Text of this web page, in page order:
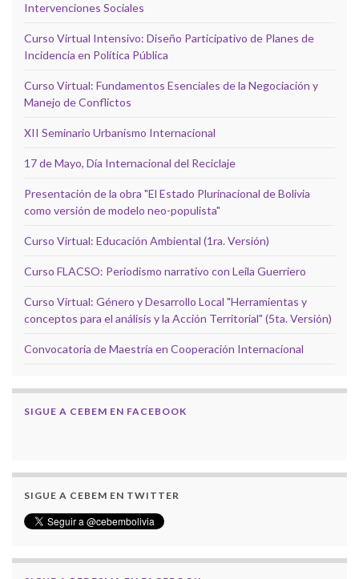
Intervenciones Sociales
Curso Virtual Intensivo: Diseño Participativo de Planes de
Incidencia en Política Pública
Curso Virtual: Fundamentos Esenciales de la Negociación y
Manejo de Conflictos
XII Seminario Urbanismo Internacional
17 de Mayo, Día Internacional del Reciclaje
Presentación de la obra "El Estado Plurinacional de Bolivia
como versión de modelo neo-populista"
Curso Virtual: Educación Ambiental (1ra. Versión)
Curso FLACSO: Periodismo narrativo con Leila Guerriero
Curso Virtual: Género y Desarrollo Local "Herramientas y
conceptos para el análisis y la Acción Territorial" (5ta. Versión)
Convocatoria de Maestría en Cooperación Internacional
SIGUE A CEBEM EN FACEBOOK
SIGUE A CEBEM EN TWITTER